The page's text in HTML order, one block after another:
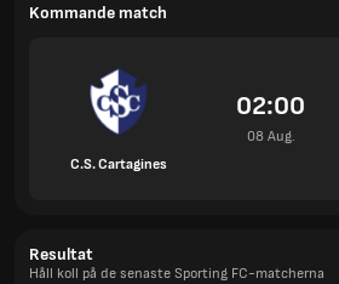
Kommande match
C.S. Cartagines
02:00
08 Aug.
Resultat
Håll koll på de senaste Sporting FC-matcherna